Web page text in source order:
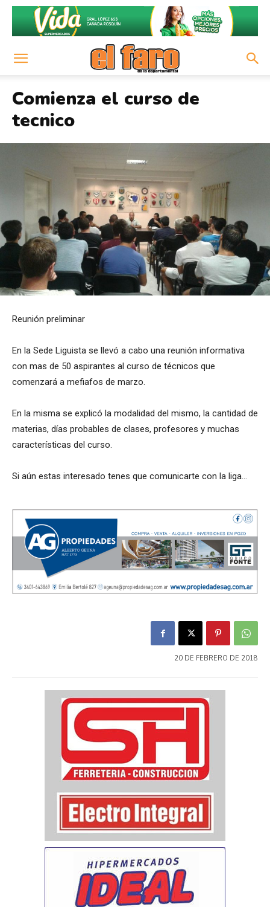
Comienza el curso de
tecnico
Reunión preliminar
En la Sede Liguista se llevó a cabo una reunión informativa
con mas de 50 aspirantes al curso de técnicos que
comenzará a mefiafos de marzo.
En la misma se explicó la modalidad del mismo, la cantidad de
materias, días probables de clases, profesores y muchas
características del curso.
Si aún estas interesado tenes que comunicarte con la liga…
20 DE FEBRERO DE 2018